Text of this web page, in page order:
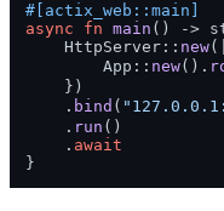
#[actix_web::main]
async
fn main () ->
    HttpServer::
new
        App::
new().
    })
    .
bind (
    .
run ()
    .
await